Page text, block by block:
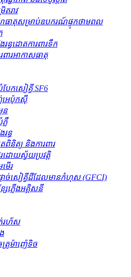
រាវ
ធាតុសម្រាប់ឧបករណ៍ផ្ទុកថាមពល
ន្ធដោតការពារទឹក
ពារអាកាសធាតុ
ែកសៀគ្វី SF6
េប៉ុកស៊ី
ន
លឺ
ន្ធ
ពិនិត្យ និងការពារ
រដោយស្វ័យប្រវត្តិ
ើរ
ាច់​សៀគ្វី​ដី​ដែល​មាន​កំហុស (GFCI)
ភ្លើងអគ្គិសនី
ក់រហ័ស
រូម៉ាញ៉េទិច